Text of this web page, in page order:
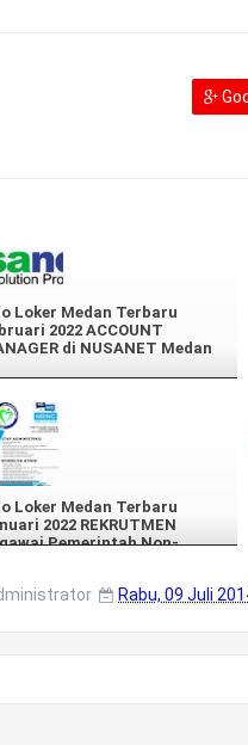
Loker Medan Terbaru
2022 ACCOUNT
di NUSANET Medan
Loker Medan Terbaru
2022 REKRUTMEN
Pemerintah Non-
Rabu, 09 Juli